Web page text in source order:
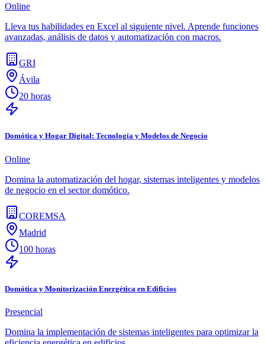
Online
Lleva tus habilidades en Excel al siguiente nivel. Aprende funciones
avanzadas, análisis de datos y automatización con macros.
GRI
Ávila
20 horas
Domótica y Hogar Digital: Tecnología y Modelos de Negocio
Online
Domina la automatización del hogar, sistemas inteligentes y modelos
de negocio en el sector domótico.
COREMSA
Madrid
100 horas
Domótica y Monitorización Energética en Edificios
Presencial
Domina la implementación de sistemas inteligentes para optimizar la